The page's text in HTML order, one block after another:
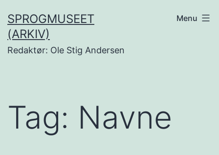
til
indhold
SPROGMUSEET
(ARKIV)
Redaktør: Ole Stig Andersen
Menu
Tag: Navne